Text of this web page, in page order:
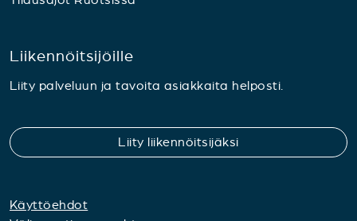
Liikennöitsijöille
Liity palveluun ja tavoita asiakkaita helposti.
Liity liikennöitsijäksi
Käyttöehdot